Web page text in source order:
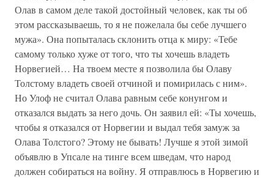
Олав в самом деле такой достойный человек, как ты об
этом рассказываешь, то я не пожелала бы себе лучшего
мужа». Она попыталась склонить отца к миру: «Тебе
самому только хуже от того, что ты хочешь владеть
Норвегией… На твоем месте я позволила бы Олаву
Толстому владеть своей отчиной и помирилась с ним».
Но Улоф не считал Олава равным себе конунгом и
отказался выдать за него дочь. Он заявил ей: «Ты хочешь,
чтобы я отказался от Норвегии и выдал тебя замуж за
Олава Толстого? Этому не бывать! Лучше я этой зимой
объявлю в Упсале на тинге всем шведам, что народ
должен собираться на войну. Я отправлюсь в Норвегию и